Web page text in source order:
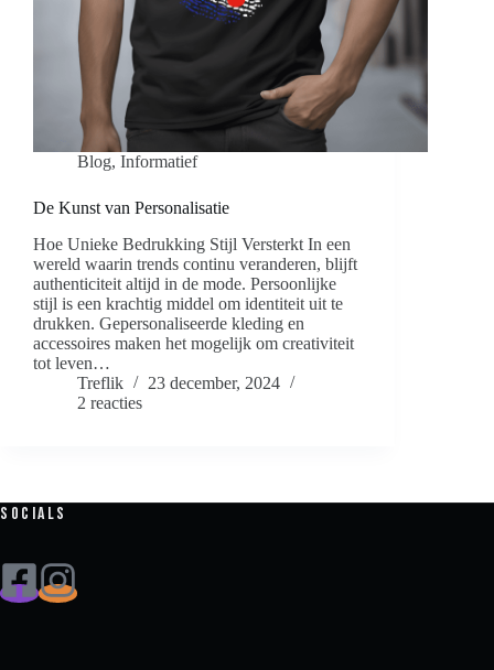
Blog, Informatief
De Kunst van Personalisatie
Hoe Unieke Bedrukking Stijl Versterkt In een
wereld waarin trends continu veranderen, blijft
authenticiteit altijd in de mode. Persoonlijke
stijl is een krachtig middel om identiteit uit te
drukken. Gepersonaliseerde kleding en
accessoires maken het mogelijk om creativiteit
tot leven…
Treflik
23 december, 2024
2 reacties
Socials